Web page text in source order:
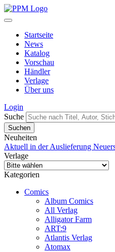
Startseite
News
Katalog
Vorschau
Händler
Verlage
Über uns
Login
Suche
Neuheiten
Aktuell in der Auslieferung
Verlage
Kategorien
Comics
Album Comics
All Verlag
Alligator Farm
ART:9
Atlantis Verlag
Atomax